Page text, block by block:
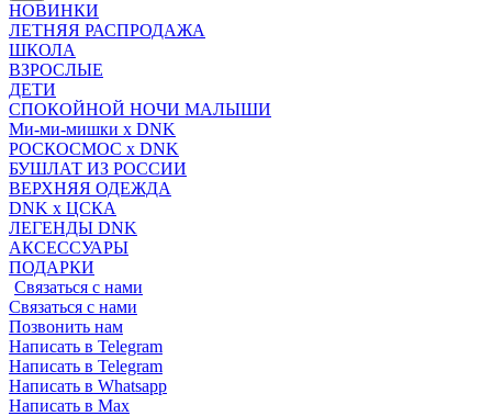
НОВИНКИ
ЛЕТНЯЯ РАСПРОДАЖА
ШКОЛА
ВЗРОСЛЫЕ
ДЕТИ
СПОКОЙНОЙ НОЧИ МАЛЫШИ
Ми-ми-мишки x DNK
РОСКОСМОС x DNK
БУШЛАТ ИЗ РОССИИ
ВЕРХНЯЯ ОДЕЖДА
DNK x ЦСКА
ЛЕГЕНДЫ DNK
АКСЕССУАРЫ
ПОДАРКИ
Связаться с нами
Связаться с нами
Позвонить нам
Написать в Telegram
Написать в Telegram
Написать в Whatsapp
Написать в Max